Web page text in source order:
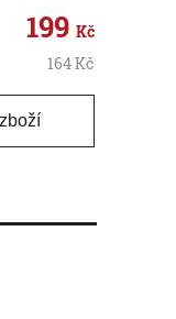
199 Kč
164Kč